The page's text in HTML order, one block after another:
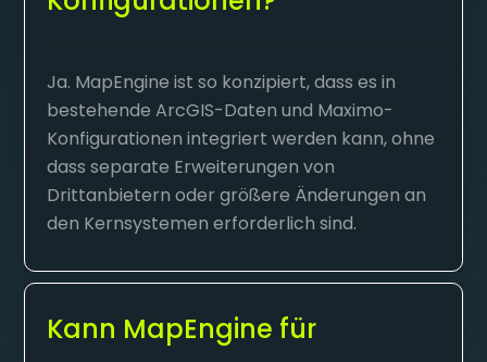
Ja. MapEngine ist so konzipiert, dass es in
bestehende ArcGIS-Daten und Maximo-
Konfigurationen integriert werden kann, ohne
dass separate Erweiterungen von
Drittanbietern oder größere Änderungen an
den Kernsystemen erforderlich sind.
Kann MapEngine für